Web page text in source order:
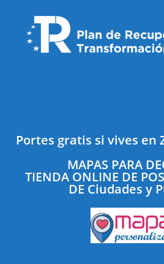
Portes gratis si vives en
MAPAS PARA
TIENDA ONLINE DE
DE Ciudades y